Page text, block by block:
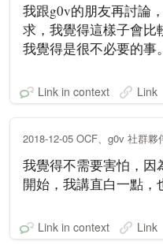
我跟g0v的朋友再討論
求，我覺得這樣子會比
我覺得是很不必要的事。
Link in context Link
2018-12-05 OCF、g0v 社群夥
我覺得不需要害怕，因
開始，我講直白一點，
Link in context Link